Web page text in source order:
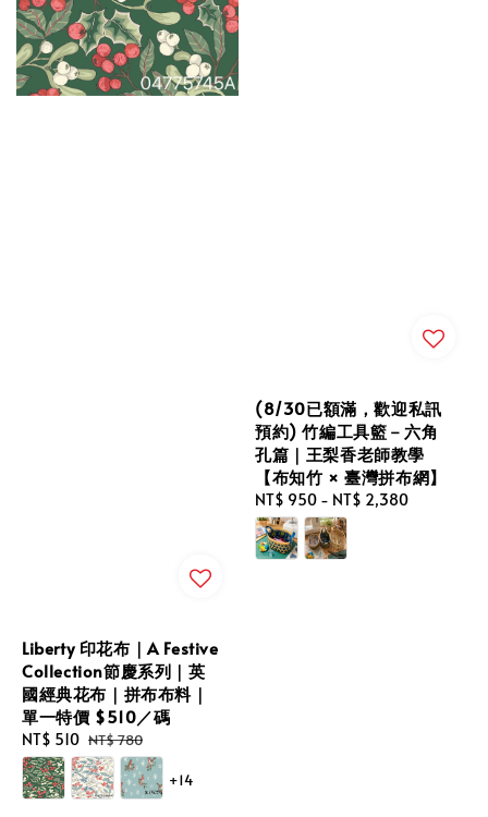
Liberty 印花布｜A Festive
Collection節慶系列｜英
國經典花布｜拼布布料｜
單一特價 $510／碼
Sale
price
NT$ 510 Regular
price
NT$ 780
+14
(8/30已額滿，歡迎私訊
預約) 竹編工具籃－六角
孔篇｜王梨香老師教學
【布知竹 × 臺灣拼布網】
Regular
price
NT$ 950 - NT$ 2,380